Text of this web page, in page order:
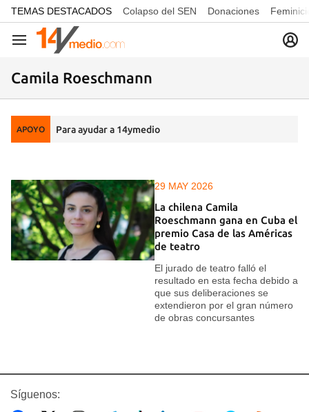
common.go-to-content
TEMAS DESTACADOS Colapso del SEN Donaciones
Navegación
Camila Roeschmann
APOYO Para ayudar a 14ymedio
29 MAY 2026
La chilena Camila
Roeschmann gana en Cuba el
premio Casa de las Américas
de teatro
El jurado de teatro falló el
resultado en esta fecha debido a
que sus deliberaciones se
extendieron por el gran número
de obras concursantes
Síguenos: